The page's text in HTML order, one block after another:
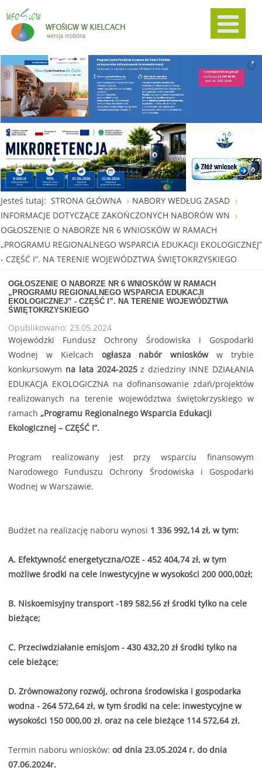
Jesteś tutaj: STRONA GŁÓWNA
NABORY WEDŁUG ZASAD
INFORMACJE DOTYCZĄCE ZAKOŃCZONYCH NABORÓW WN
OGŁOSZENIE O NABORZE NR 6 WNIOSKÓW W RAMACH
„PROGRAMU REGIONALNEGO WSPARCIA EDUKACJI EKOLOGICZNEJ”
- CZĘŚĆ I”. NA TERENIE WOJEWÓDZTWA ŚWIĘTOKRZYSKIEGO
OGŁOSZENIE O NABORZE NR 6 WNIOSKÓW W RAMACH
„PROGRAMU REGIONALNEGO WSPARCIA EDUKACJI
EKOLOGICZNEJ” - CZĘŚĆ I”. NA TERENIE WOJEWÓDZTWA
ŚWIĘTOKRZYSKIEGO
Opublikowano: 23.05.2024
Wojewódzki Fundusz Ochrony Środowiska i Gospodarki
Wodnej w Kielcach ogłasza nabór wnioskóww trybie
konkursowym na lata 2024-2025z dziedziny INNE DZIAŁANIA
EDUKACJA EKOLOGICZNA na dofinansowanie zdań/projektów
realizowanych na terenie województwa świętokrzyskiego w
ramach „Programu Regionalnego Wsparcia Edukacji
Ekologicznej – CZĘŚĆ I”.
Program realizowany jest przy wsparciu finansowym
Narodowego Funduszu Ochrony Środowiska i Gospodarki
Wodnej w Warszawie.
Budżet na realizację naboru wynosi 1 336 992,14 zł, w tym:
A. Efektywność energetyczna/OZE - 452 404,74 zł, w tym
możliwe środki na cele inwestycyjne w wysokości 200 000,00zł;
B. Niskoemisyjny transport -189 582,56 zł środki tylko na cele
bieżące;
C. Przeciwdziałanie emisjom - 430 432,20 zł środki tylko na
cele bieżące;
D. Zrównoważony rozwój, ochrona środowiska i gospodarka
wodna - 264 572,64 zł, w tym środki na cele: inwestycyjne w
wysokości 150 000,00 zł. oraz na cele bieżące 114 572,64 zł.
Termin naboru wniosków: od dnia 23.05.2024 r. do dnia
07.06.2024r.